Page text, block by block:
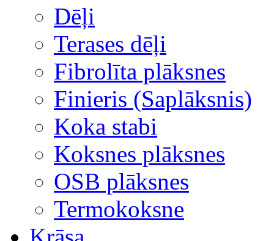
Dēļi
Terases dēļi
Fibrolīta plāksnes
Finieris (Saplāksnis)
Koka stabi
Koksnes plāksnes
OSB plāksnes
Termokoksne